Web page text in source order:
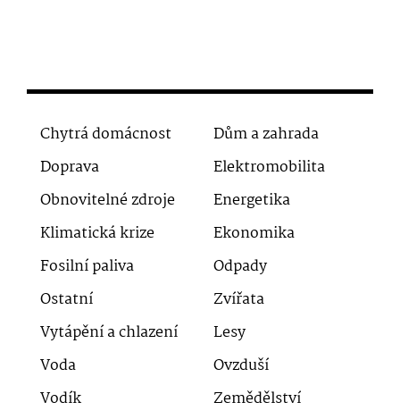
Chytrá domácnost
Dům a zahrada
Doprava
Elektromobilita
Obnovitelné zdroje
Energetika
Klimatická krize
Ekonomika
Fosilní paliva
Odpady
Ostatní
Zvířata
Vytápění a chlazení
Lesy
Voda
Ovzduší
Vodík
Zemědělství